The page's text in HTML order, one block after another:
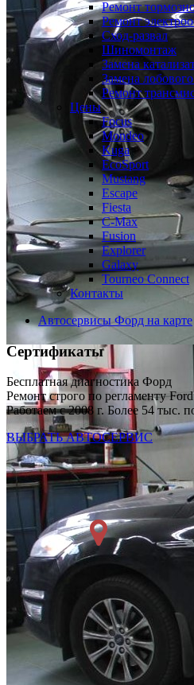
Ремонт
Ремонт
Сход-развал
Шиномонтаж
Замена
Замена лобового
Ремонт
Цены
Focus
Mondeo
Kuga
EcoSport
Mustang
Escape
Fiesta
C-Max
Fusion
Explorer
Galaxy
Tourneo Connect
Контакты
Автосервисы Форд на карте
Сертификаты
Бесплатная диагностика Форд
Ремонт строго по регламенту
Работаем с 2008 г. Более 54 тыс.
ВЫБРАТЬ АВТОСЕРВИС